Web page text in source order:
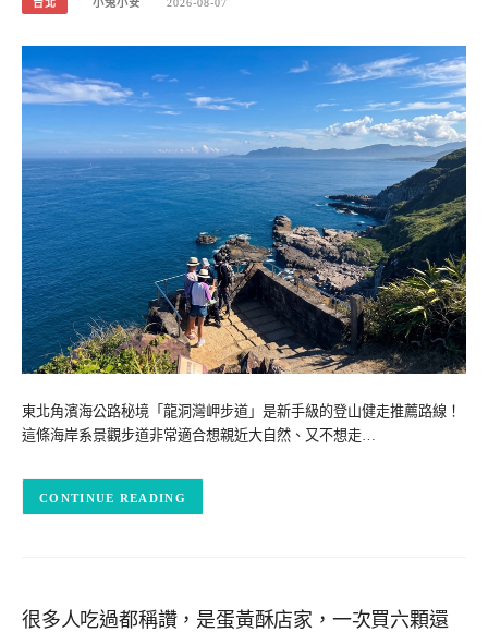
台北 小兔小安 2026-08-07
東北角濱海公路秘境「龍洞灣岬步道」是新手級的登山健走推薦路線！
這條海岸系景觀步道非常適合想親近大自然、又不想走…
CONTINUE READING
很多人吃過都稱讚，是蛋黃酥店家，一次買六顆還